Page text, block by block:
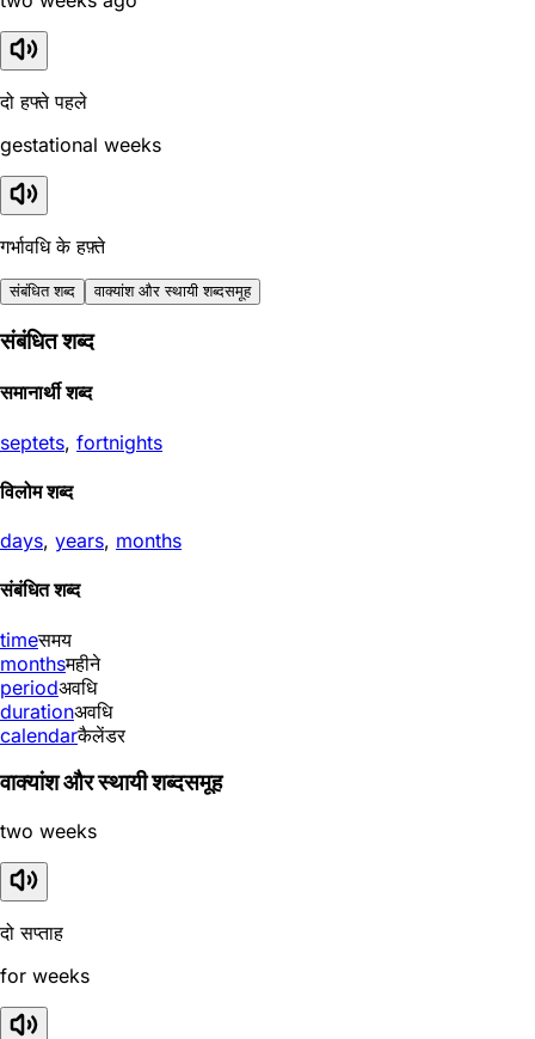
दो हफ्ते पहले
gestational weeks
गर्भावधि के हफ़्ते
संबंधित शब्द वाक्यांश और स्थायी शब्दसमूह
संबंधित शब्द
समानार्थी शब्द
septets, fortnights
विलोम शब्द
days, years, months
संबंधित शब्द
timeसमय
monthsमहीने
periodअवधि
durationअवधि
calendarकैलेंडर
वाक्यांश और स्थायी शब्दसमूह
two weeks
दो सप्ताह
for weeks